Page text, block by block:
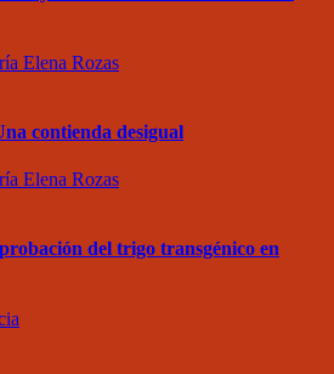
Elena Rozas
contienda desigual
Elena Rozas
del trigo transgénico en